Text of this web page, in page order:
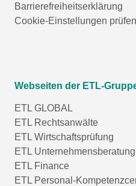
Barrierefreiheitserklärung
Cookie-Einstellungen prüfen
Webseiten der ETL-
ETL GLOBAL
ETL Rechtsanwälte
ETL Wirtschaftsprüfung
ETL Unternehmensberatung
ETL Finance
ETL Personal-